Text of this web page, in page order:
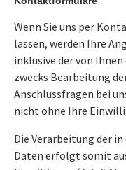
Wenn Sie uns per
lassen, werden Ihre
inklusive der von
zwecks Bearbeitung
Anschlussfragen bei
nicht ohne Ihre
Die Verarbeitung der
Daten erfolgt somit